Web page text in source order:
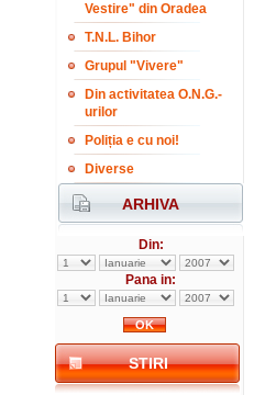
Vestire" din Oradea
T.N.L. Bihor
Grupul "Vivere"
Din activitatea O.N.G.-
urilor
Poliția e cu noi!
Diverse
ARHIVA
Din:
Pana in:
STIRI